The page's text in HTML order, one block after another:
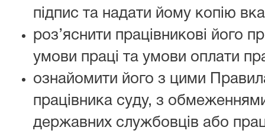
підпис та надати йому копію
роз’яснити працівникові його
умови праці та умови оплати
ознайомити його з цими
працівника суду, з
державних службовців або